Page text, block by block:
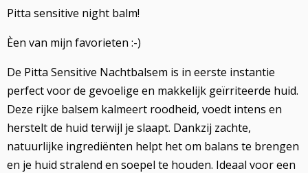
Pitta sensitive night balm!
Èen van mijn favorieten :-)
De Pitta Sensitive Nachtbalsem is in eerste instantie
perfect voor de gevoelige en makkelijk geïrriteerde huid.
Deze rijke balsem kalmeert roodheid, voedt intens en
herstelt de huid terwijl je slaapt. Dankzij zachte,
natuurlijke ingrediënten helpt het om balans te brengen
en je huid stralend en soepel te houden. Ideaal voor een